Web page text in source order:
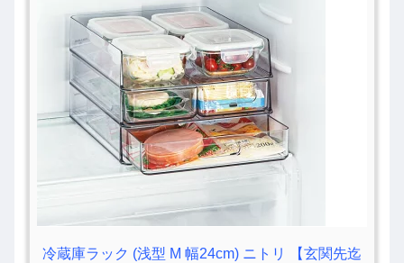
冷蔵庫ラック (浅型 M 幅24cm) ニトリ 【玄関先迄